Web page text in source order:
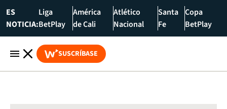
ES
NOTICIA:
Liga
BetPlay
América
de Cali
Atlético
Nacional
Santa
Fe
Copa
BetPlay
SUSCRÍBASE